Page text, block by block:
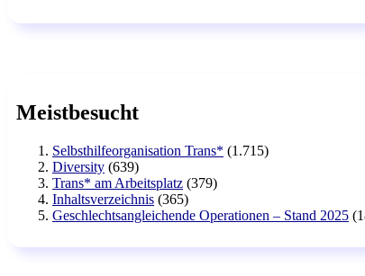
Meistbesucht
Selbsthilfeorganisation Trans* (1.715)
Diversity (639)
Trans* am Arbeitsplatz (379)
Inhaltsverzeichnis (365)
Geschlechtsangleichende Operationen – Stand 2025